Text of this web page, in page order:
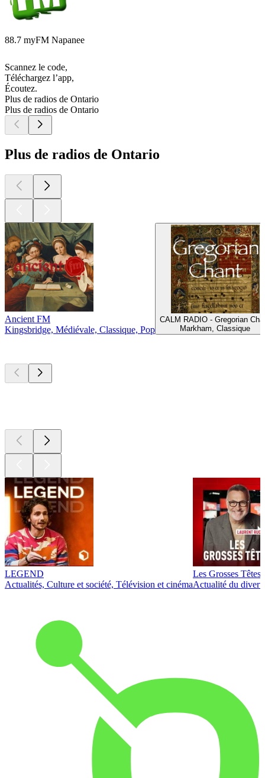
88.7 myFM Napanee
Scannez le code,
Téléchargez l’app,
Écoutez.
Plus de radios de Ontario
Plus de radios de Ontario
Plus de radios de Ontario
Ancient FM
Kingsbridge, Médiévale, Classique, Pop
CALM RADIO - Gregorian
Markham, Classique
LEGEND
Actualités, Culture et société, Télévision et cinéma
Les Grosses Têtes
Actualité du